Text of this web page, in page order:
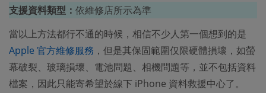
支援資料類型： 依維修店所示為準
當以上方法都行不通的時候，相信不少人第一個想到的是
Apple 官方維修服務 ，但是其保固範圍仅限硬體損壞，如螢
幕破裂、玻璃損壞、電池問題、相機問題等，並不包括資料
檔案，因此只能寄希望於線下 iPhone 資料救援中心了。